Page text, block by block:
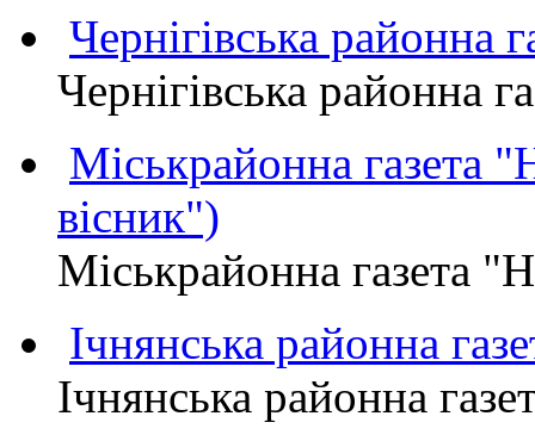
Чернігівська
Чернігівська
Міськрайонна
вісник")
Міськрайонна газета
Ічнянська районна
Ічнянська районна